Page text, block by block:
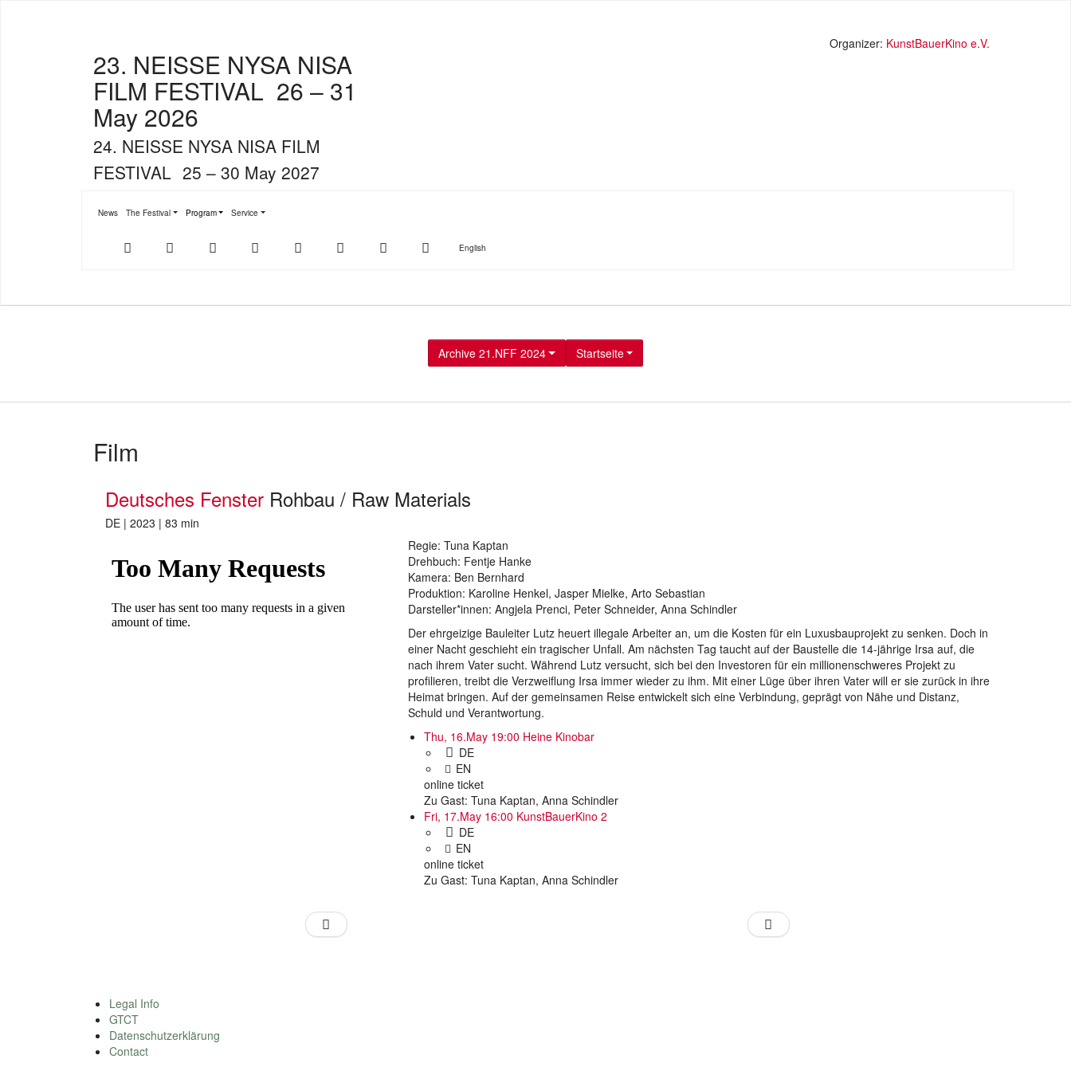
23. NEISSE NYSA NISA
FILM FESTIVAL 26 – 31
May 2026
24. NEISSE NYSA NISA FILM
FESTIVAL 25 – 30 May 2027
Organizer: KunstBauerKino e.V.
News The Festival
Submenu for "The Festival"
Program
Submenu for "Program"
Service
Submenu for "Service"
Store
Play
Youtube Facebook Twitter Instagram SucheEnglish
Archive 21.NFF 2024 Startseite
Film
Deutsches Fenster Rohbau / Raw Materials
DE | 2023 | 83 min
Regie: Tuna Kaptan
Drehbuch: Fentje Hanke
Kamera: Ben Bernhard
Produktion: Karoline Henkel, Jasper Mielke, Arto Sebastian
Darsteller*innen: Angjela Prenci, Peter Schneider, Anna Schindler
Der ehrgeizige Bauleiter Lutz heuert illegale Arbeiter an, um die Kosten für ein Luxusbauprojekt zu senken. Doch in
einer Nacht geschieht ein tragischer Unfall. Am nächsten Tag taucht auf der Baustelle die 14-jährige Irsa auf, die
nach ihrem Vater sucht. Während Lutz versucht, sich bei den Investoren für ein millionenschweres Projekt zu
profilieren, treibt die Verzweiflung Irsa immer wieder zu ihm. Mit einer Lüge über ihren Vater will er sie zurück in ihre
Heimat bringen. Auf der gemeinsamen Reise entwickelt sich eine Verbindung, geprägt von Nähe und Distanz,
Schuld und Verantwortung.
Thu, 16.May 19:00 Heine Kinobar
DE
EN
online ticket
Zu Gast: Tuna Kaptan, Anna Schindler
Fri, 17.May 16:00 KunstBauerKino 2
DE
EN
online ticket
Zu Gast: Tuna Kaptan, Anna Schindler
Legal Info
GTCT
Datenschutzerklärung
Contact